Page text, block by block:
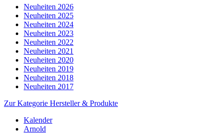
Neuheiten 2026
Neuheiten 2025
Neuheiten 2024
Neuheiten 2023
Neuheiten 2022
Neuheiten 2021
Neuheiten 2020
Neuheiten 2019
Neuheiten 2018
Neuheiten 2017
Zur Kategorie Hersteller & Produkte
Kalender
Arnold